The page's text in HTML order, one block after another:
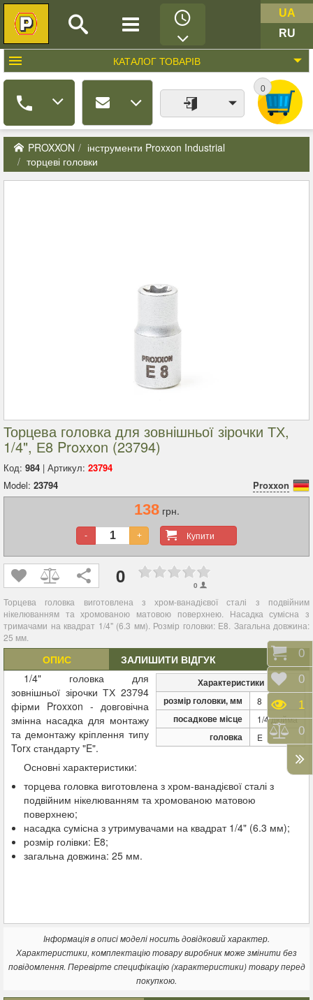
UA
RU
КАТАЛОГ ТОВАРІВ
0
PROXXON
інструменти Proxxon Industrial
торцеві головки
Торцева головка для зовнішньої зірочки ТХ,
1/4", Е8 Proxxon (23794)
Код: 984 | Артикул: 23794
Model: 23794 Proxxon
138грн.
Купити
- +
0 0
Торцева головка виготовлена з хром-ванадієвої сталі з подвійним
нікелюванням та хромованою матовою поверхнею. Насадка сумісна з
тримачами на квадрат 1/4" (6.3 мм). Розмір головки: E8. Загальна довжина:
25 мм.
ОПИС ЗАЛИШИТИ ВІДГУК
Характеристики
розмір головки, мм
8
посадкове місце 1/4 дюйма
головка E
1/4" головка для
зовнішньої зірочки ТХ 23794
фірми Proxxon - довговічна
змінна насадка для монтажу
та демонтажу кріплення типу
Torx стандарту "E".
Основні характеристики:
торцева головка виготовлена з хром-ванадієвої сталі з
подвійним нікелюванням та хромованою матовою
поверхнею;
насадка сумісна з утримувачами на квадрат 1/4" (6.3 мм);
розмір голівки: E8;
загальна довжина: 25 мм.
Інформація в описі моделі носить довідковий характер.
Характеристики, комплектацію товару виробник може змінити без
повідомлення. Перевірте специфікацію (характеристики) товару перед
покупкою.
0
0
1
0